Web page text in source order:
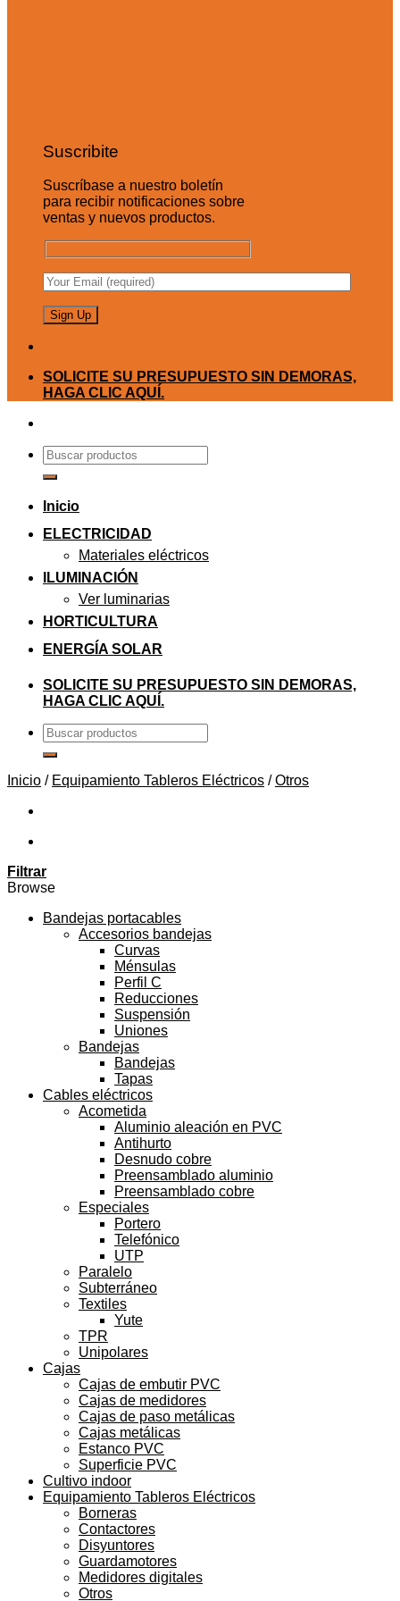
Suscribite
Suscríbase a nuestro boletín
para recibir notificaciones sobre
ventas y nuevos productos.
SOLICITE SU PRESUPUESTO SIN DEMORAS,
HAGA CLIC AQUÍ.
Buscar
por:
Inicio
ELECTRICIDAD
Materiales eléctricos
ILUMINACIÓN
Ver luminarias
HORTICULTURA
ENERGÍA SOLAR
SOLICITE SU PRESUPUESTO SIN DEMORAS,
HAGA CLIC AQUÍ.
Buscar
por:
Inicio / Equipamiento Tableros Eléctricos / Otros
Filtrar
Browse
Bandejas portacables
Accesorios bandejas
Curvas
Ménsulas
Perfil C
Reducciones
Suspensión
Uniones
Bandejas
Bandejas
Tapas
Cables eléctricos
Acometida
Aluminio aleación en PVC
Antihurto
Desnudo cobre
Preensamblado aluminio
Preensamblado cobre
Especiales
Portero
Telefónico
UTP
Paralelo
Subterráneo
Textiles
Yute
TPR
Unipolares
Cajas
Cajas de embutir PVC
Cajas de medidores
Cajas de paso metálicas
Cajas metálicas
Estanco PVC
Superficie PVC
Cultivo indoor
Equipamiento Tableros Eléctricos
Borneras
Contactores
Disyuntores
Guardamotores
Medidores digitales
Otros